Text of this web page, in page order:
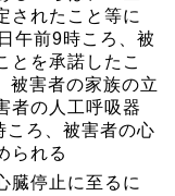
されたこと等に
午前9時ころ、被
とを承諾したこ
被害者の家族の立
者の人工呼吸器
ころ、被害者の心
られる
臓停止に至るに